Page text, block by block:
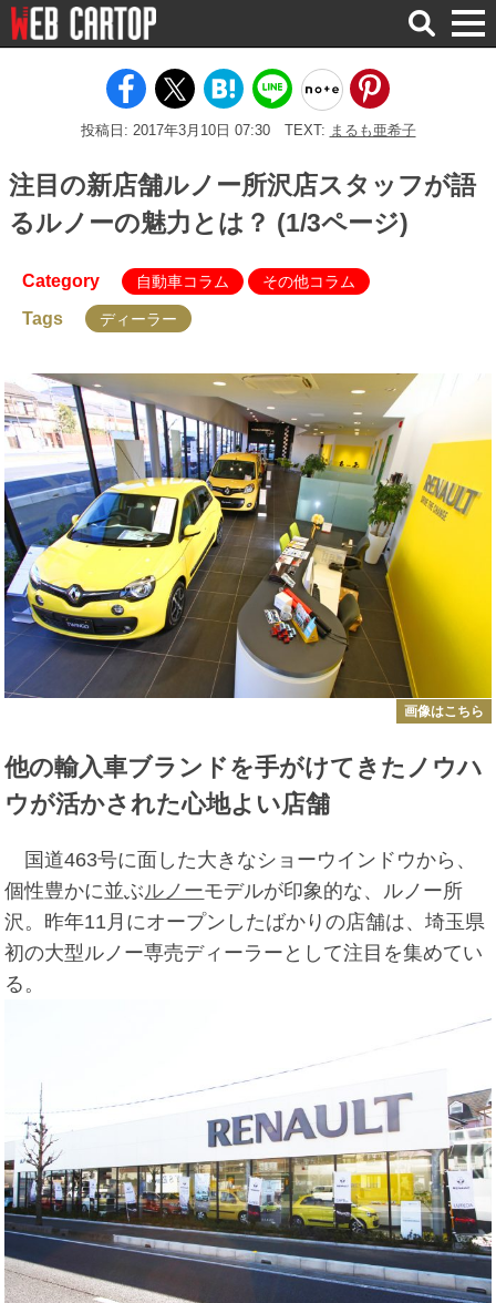
検
索
投稿日: 2017年3月10日 07:30 TEXT: まるも亜希子
注目の新店舗ルノー所沢店スタッフが語
るルノーの魅力とは？ (1/3ページ)
Category 自動車コラム その他コラム
Tags ディーラー
画像はこちら
他の輸入車ブランドを手がけてきたノウハ
ウが活かされた心地よい店舗
国道463号に面した大きなショーウインドウから、
個性豊かに並ぶルノーモデルが印象的な、ルノー所
沢。昨年11月にオープンしたばかりの店舗は、埼玉県
初の大型ルノー専売ディーラーとして注目を集めてい
る。